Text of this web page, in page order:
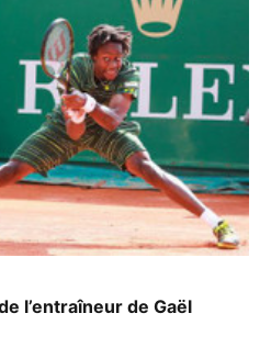
l’entraîneur de Gaël